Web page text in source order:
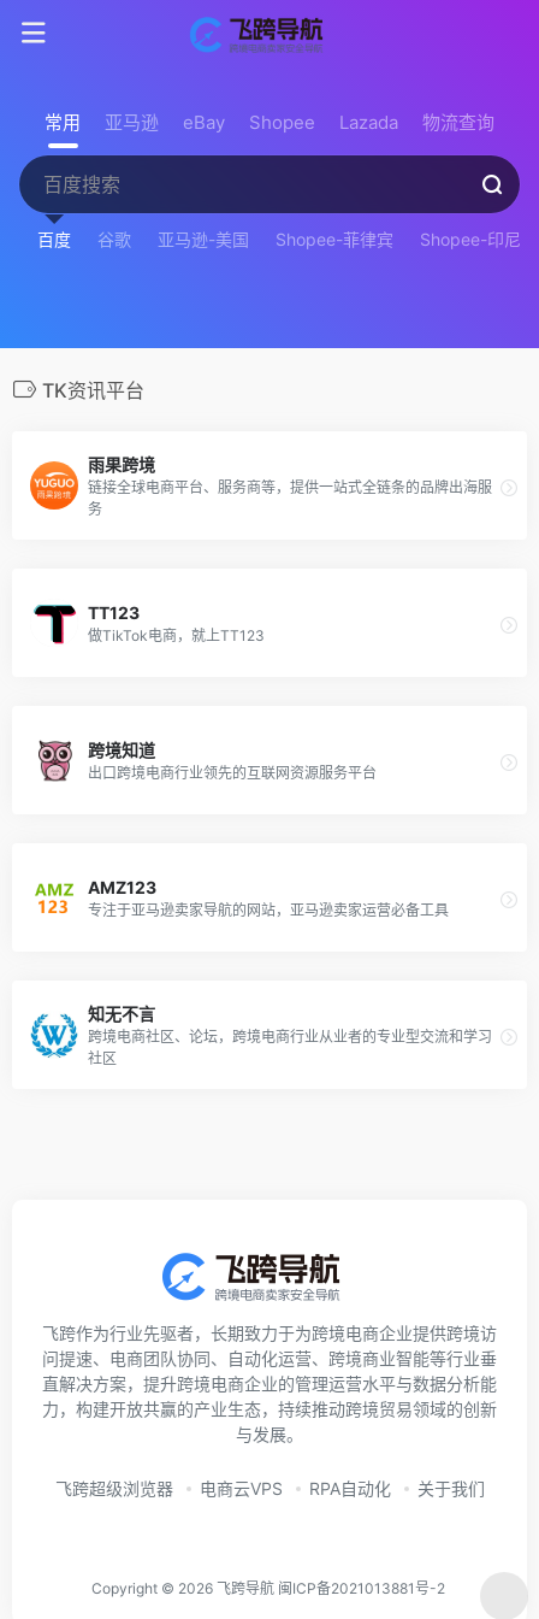
常用 亚马逊 eBay Shopee Lazada 物流查询
百度 谷歌 亚马逊-美国 Shopee-菲律宾 Shopee-印尼
TK资讯平台
雨果跨境
链接全球电商平台、服务商等，提供一站式全链条的品牌出海服
务
TT123
做TikTok电商，就上TT123
跨境知道
出口跨境电商行业领先的互联网资源服务平台
AMZ123
专注于亚马逊卖家导航的网站，亚马逊卖家运营必备工具
知无不言
跨境电商社区、论坛，跨境电商行业从业者的专业型交流和学习
社区
飞跨作为行业先驱者，长期致力于为跨境电商企业提供跨境访
问提速、电商团队协同、自动化运营、跨境商业智能等行业垂
直解决方案，提升跨境电商企业的管理运营水平与数据分析能
力，构建开放共赢的产业生态，持续推动跨境贸易领域的创新
与发展。
飞跨超级浏览器 电商云VPS RPA自动化 关于我们
Copyright © 2026 飞跨导航 闽ICP备2021013881号-2